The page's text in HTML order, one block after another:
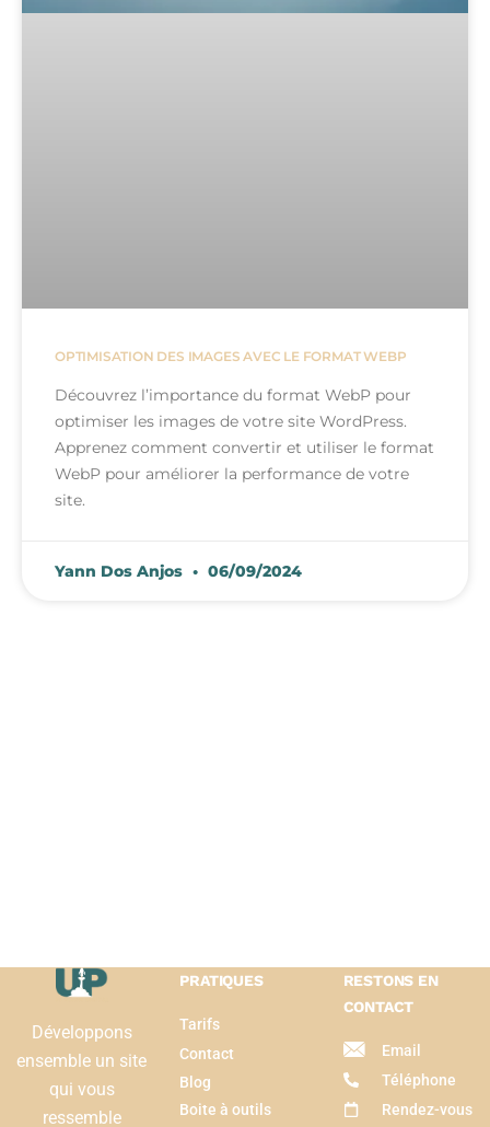
OPTIMISATION DES IMAGES AVEC LE FORMAT WEBP
Découvrez l’importance du format WebP pour
optimiser les images de votre site WordPress.
Apprenez comment convertir et utiliser le format
WebP pour améliorer la performance de votre
site.
Yann Dos Anjos 06/09/2024
Développons
ensemble un site
qui vous
ressemble
PRATIQUES
Tarifs
Contact
Blog
Boite à outils
RESTONS EN
CONTACT
Email
Téléphone
Rendez-vous